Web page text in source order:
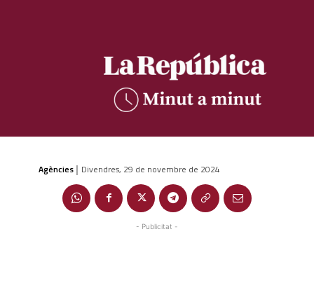
Agències | Divendres, 29 de novembre de 2024
- Publicitat -